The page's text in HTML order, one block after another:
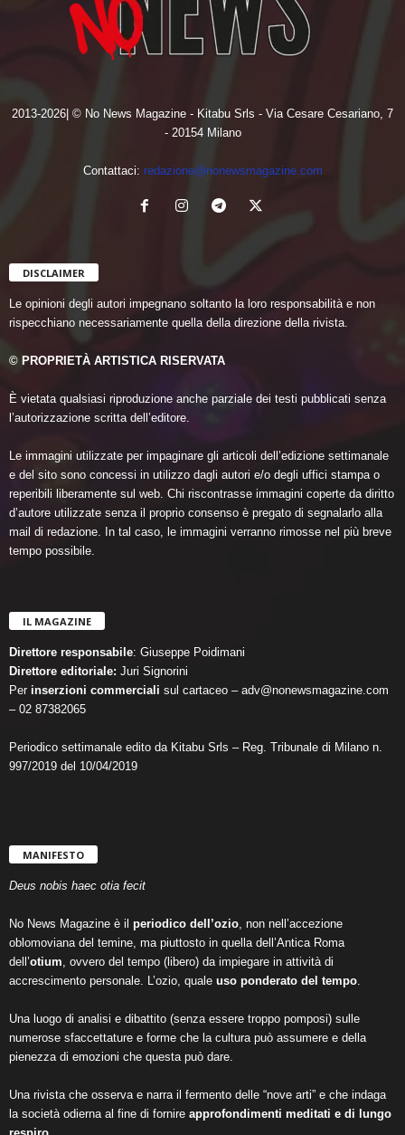
2013-2026| © No News Magazine - Kitabu Srls - Via Cesare Cesariano, 7
- 20154 Milano
Contattaci: redazione@nonewsmagazine.com
DISCLAIMER
Le opinioni degli autori impegnano soltanto la loro responsabilità e non
rispecchiano necessariamente quella della direzione della rivista.
© PROPRIETÀ ARTISTICA RISERVATA
È vietata qualsiasi riproduzione anche parziale dei testi pubblicati senza
l’autorizzazione scritta dell’editore.
Le immagini utilizzate per impaginare gli articoli dell’edizione settimanale
e del sito sono concessi in utilizzo dagli autori e/o degli uffici stampa o
reperibili liberamente sul web. Chi riscontrasse immagini coperte da diritto
d’autore utilizzate senza il proprio consenso è pregato di segnalarlo alla
mail di redazione. In tal caso, le immagini verranno rimosse nel più breve
tempo possibile.
IL MAGAZINE
Direttore responsabile: Giuseppe Poidimani
Direttore editoriale: Juri Signorini
Per inserzioni commerciali sul cartaceo – adv@nonewsmagazine.com
– 02 87382065
Periodico settimanale edito da Kitabu Srls – Reg. Tribunale di Milano n.
997/2019 del 10/04/2019
MANIFESTO
Deus nobis haec otia fecit
No News Magazine è il periodico dell’ozio, non nell’accezione
oblomoviana del temine, ma piuttosto in quella dell’Antica Roma
dell’otium, ovvero del tempo (libero) da impiegare in attività di
accrescimento personale. L’ozio, quale uso ponderato del tempo.
Una luogo di analisi e dibattito (senza essere troppo pomposi) sulle
numerose sfaccettature e forme che la cultura può assumere e della
pienezza di emozioni che questa può dare.
Una rivista che osserva e narra il fermento delle “nove arti” e che indaga
la società odierna al fine di fornire approfondimenti meditati e di lungo